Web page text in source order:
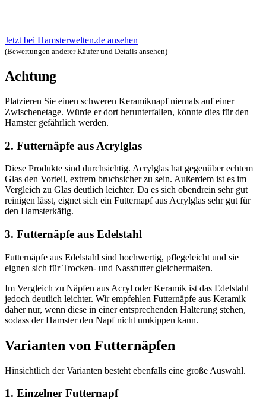
Jetzt bei Hamsterwelten.de ansehen
(Bewertungen anderer Käufer und Details ansehen)
Achtung
Platzieren Sie einen schweren Keramiknapf niemals auf einer
Zwischenetage. Würde er dort herunterfallen, könnte dies für den
Hamster gefährlich werden.
2. Futternäpfe aus Acrylglas
Diese Produkte sind durchsichtig. Acrylglas hat gegenüber echtem
Glas den Vorteil, extrem bruchsicher zu sein. Außerdem ist es im
Vergleich zu Glas deutlich leichter. Da es sich obendrein sehr gut
reinigen lässt, eignet sich ein Futternapf aus Acrylglas sehr gut für
den Hamsterkäfig.
3. Futternäpfe aus Edelstahl
Futternäpfe aus Edelstahl sind hochwertig, pflegeleicht und sie
eignen sich für Trocken- und Nassfutter gleichermaßen.
Im Vergleich zu Näpfen aus Acryl oder Keramik ist das Edelstahl
jedoch deutlich leichter. Wir empfehlen Futternäpfe aus Keramik
daher nur, wenn diese in einer entsprechenden Halterung stehen,
sodass der Hamster den Napf nicht umkippen kann.
Varianten von Futternäpfen
Hinsichtlich der Varianten besteht ebenfalls eine große Auswahl.
1. Einzelner Futternapf